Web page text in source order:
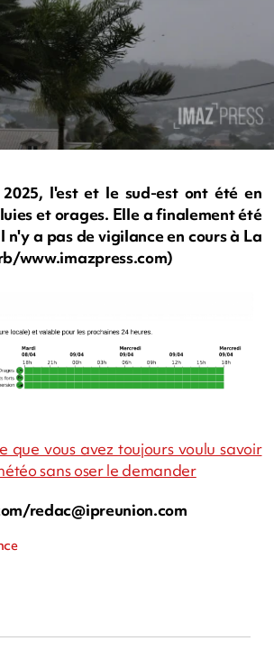
l'est et le sud-est ont été en
et orages. Elle a finalement été
n'y a pas de vigilance en cours à La
www.imazpress.com)
que vous avez toujours voulu savoir
sans oser le demander
redac@ipreunion.com